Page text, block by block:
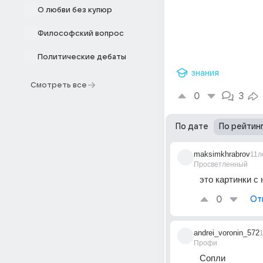
О любви без купюр
Философский вопрос
Политические дебаты
Смотреть все
знания
0 3
По дате По
maksimkhrabrov
Просветленный
это картинки с
0
andrei_voronin_572
Профи
Сопли